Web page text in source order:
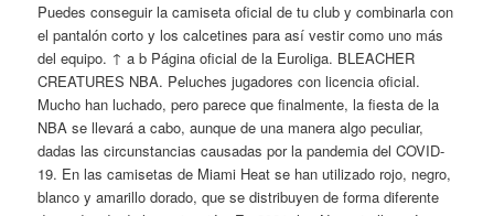
Puedes conseguir la camiseta oficial de tu club y combinarla con
el pantalón corto y los calcetines para así vestir como uno más
del equipo. ↑ a b Página oficial de la Euroliga. BLEACHER
CREATURES NBA. Peluches jugadores con licencia oficial.
Mucho han luchado, pero parece que finalmente, la fiesta de la
NBA se llevará a cabo, aunque de una manera algo peculiar,
dadas las circunstancias causadas por la pandemia del COVID-
19. En las camisetas de Miami Heat se han utilizado rojo, negro,
blanco y amarillo dorado, que se distribuyen de forma diferente